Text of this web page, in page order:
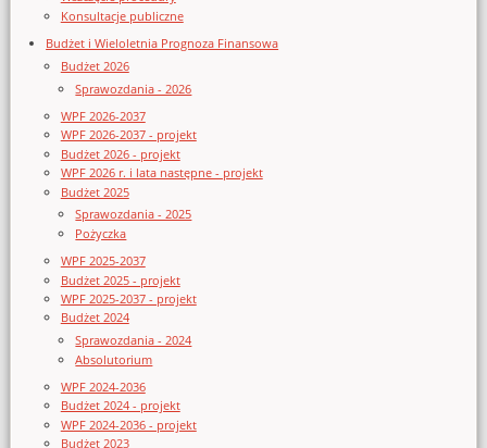
Konsultacje publiczne
Budżet i Wieloletnia Prognoza Finansowa
Budżet 2026
Sprawozdania - 2026
WPF 2026-2037
WPF 2026-2037 - projekt
Budżet 2026 - projekt
WPF 2026 r. i lata następne - projekt
Budżet 2025
Sprawozdania - 2025
Pożyczka
WPF 2025-2037
Budżet 2025 - projekt
WPF 2025-2037 - projekt
Budżet 2024
Sprawozdania - 2024
Absolutorium
WPF 2024-2036
Budżet 2024 - projekt
WPF 2024-2036 - projekt
Budżet 2023